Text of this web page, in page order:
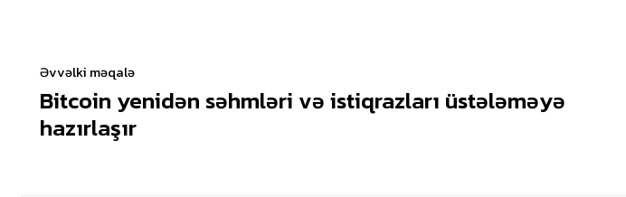
Əvvəlki məqalə
Bitcoin yenidən səhmləri və istiqrazları üstələməyə
hazırlaşır